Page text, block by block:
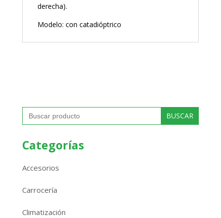
derecha).
Modelo: con catadióptrico
Buscar:
Categorías
Accesorios
Carrocería
Climatización